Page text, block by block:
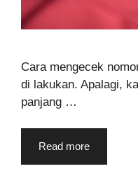
Cara mengecek
di lakukan. Apalagi,
panjang …
Read more